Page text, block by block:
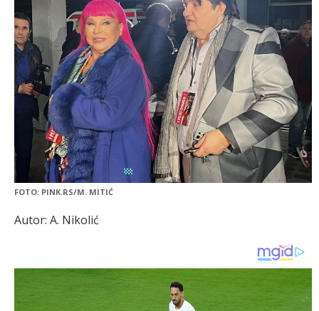
FOTO: PINK.RS/M. MITIĆ
Autor: A. Nikolić